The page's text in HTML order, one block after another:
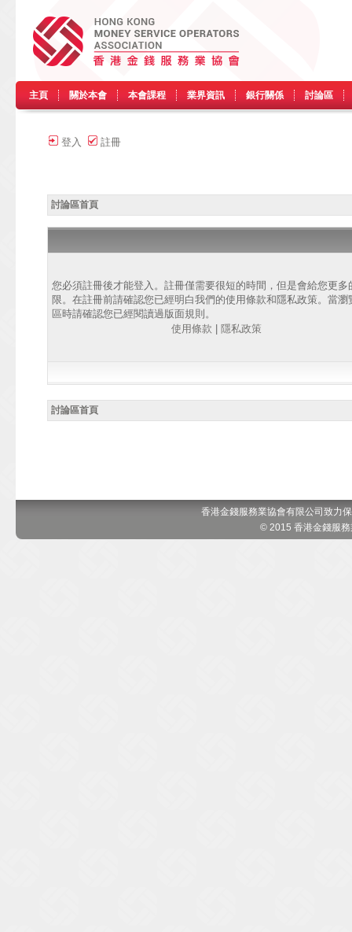
主頁 關於本會 本會課程 業界資訊 銀行關係 討論區
登入 註冊
討論區首頁
您必須註冊後才能登入。註冊僅需要很短的時間，但是會給您更多
限。在註冊前請確認您已經明白我們的使用條款和隱私政策。當瀏
區時請確認您已經閱讀過版面規則。
使用條款
隱私政策
討論區首頁
香港金錢服務業協會有限公司致力
© 2015 香港金錢服